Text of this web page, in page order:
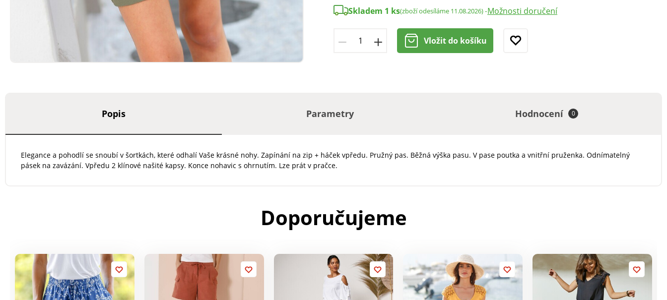
Skladem 1 ks(zboží odesíláme 11.08.2026)-Možnosti doručení
Vložit do košíku
Popis Parametry Hodnocení 0
Elegance a pohodlí se snoubí v šortkách, které odhalí Vaše krásné nohy. Zapínání na zip + háček vpředu. Pružný pas. Běžná výška pasu. V pase poutka a vnitřní pruženka. Odnímatelný
pásek na zavázání. Vpředu 2 klínové našité kapsy. Konce nohavic s ohrnutím. Lze prát v pračce.
Doporučujeme